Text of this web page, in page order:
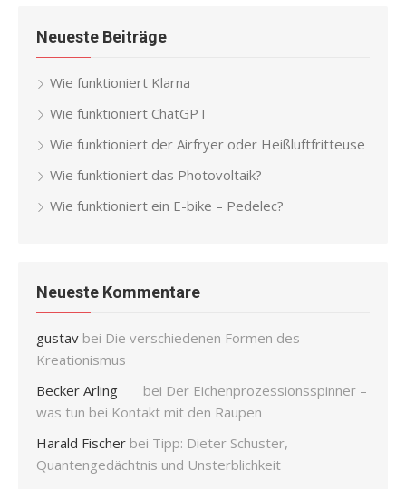
Neueste Beiträge
Wie funktioniert Klarna
Wie funktioniert ChatGPT
Wie funktioniert der Airfryer oder Heißluftfritteuse
Wie funktioniert das Photovoltaik?
Wie funktioniert ein E-bike – Pedelec?
Neueste Kommentare
gustav bei Die verschiedenen Formen des
Kreationismus
Becker Arling
bei Der Eichenprozessionsspinner –
was tun bei Kontakt mit den Raupen
Harald Fischer bei Tipp: Dieter Schuster,
Quantengedächtnis und Unsterblichkeit